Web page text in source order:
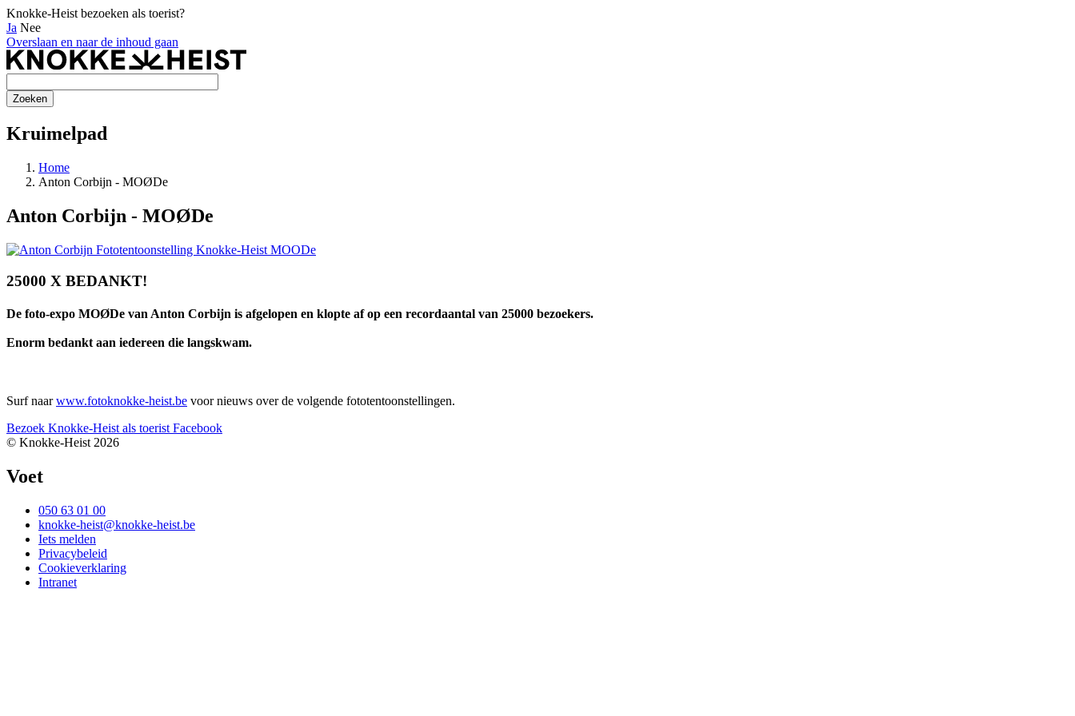
Knokke-Heist bezoeken als toerist?
Ja Nee
Overslaan en naar de inhoud gaan
Kruimelpad
Home
Anton Corbijn - MOØDe
Anton Corbijn - MOØDe
25000 X BEDANKT!
De foto-expo MOØDe van Anton Corbijn is afgelopen en klopte af op een recordaantal van 25000 bezoekers.
Enorm bedankt aan iedereen die langskwam.
Surf naarwww.fotoknokke-heist.be voor nieuws over de volgende fototentoonstellingen.
Bezoek Knokke-Heist als toerist Facebook
© Knokke-Heist 2026
Voet
050 63 01 00
knokke-heist@knokke-heist.be
Iets melden
Privacybeleid
Cookieverklaring
Intranet